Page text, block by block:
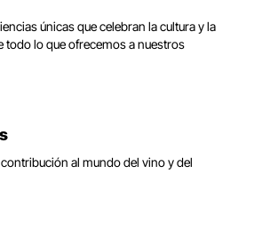
únicas que celebran la cultura y la
lo que ofrecemos a nuestros
al mundo del vino y del